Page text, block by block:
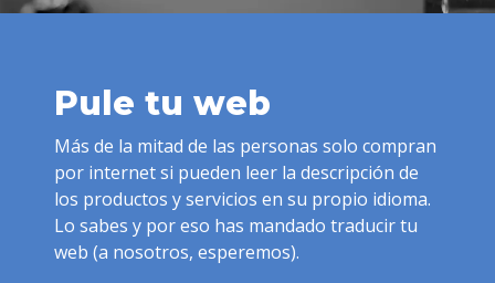
Pule tu web
Más de la mitad de las personas solo compran
por internet si pueden leer la descripción de
los productos y servicios en su propio idioma.
Lo sabes y por eso has mandado traducir tu
web (a nosotros, esperemos).